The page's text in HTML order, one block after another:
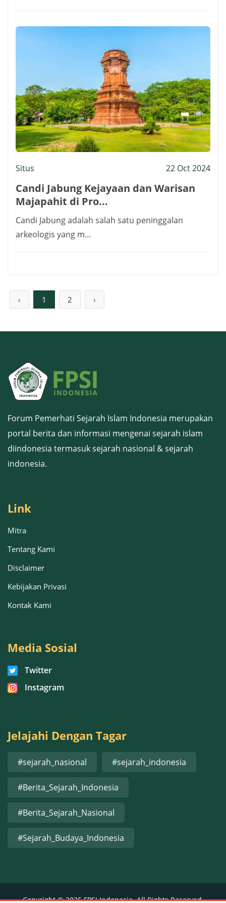
Situs 22 Oct 2024
Candi Jabung Kejayaan dan Warisan
Majapahit di Pro...
Candi Jabung adalah salah satu peninggalan
arkeologis yang m...
‹ 1 2 ›
Forum Pemerhati Sejarah Islam Indonesia merupakan
portal berita dan informasi mengenai sejarah islam
diindonesia termasuk sejarah nasional & sejarah
indonesia.
Link
Mitra
Tentang Kami
Disclaimer
Kebijakan Privasi
Kontak Kami
Media Sosial
Twitter
Instagram
Jelajahi Dengan Tagar
#sejarah_nasional #sejarah_indonesia
#Berita_Sejarah_Indonesia
#Berita_Sejarah_Nasional
#Sejarah_Budaya_Indonesia
Copyright © 2025 FPSI Indonesia. All Rights Reserved.